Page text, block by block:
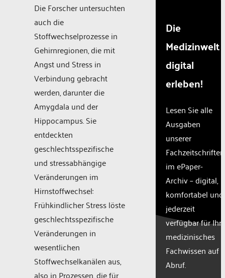
Die Forscher untersuchten
auch die
Stoffwechselprozesse in
Gehirnregionen, die mit
Angst und Stress in
Verbindung gebracht
werden, darunter die
Amygdala und der
Hippocampus. Sie
entdeckten
geschlechtsspezifische
und stressabhängige
Veränderungen im
Hirnstoffwechsel:
Frühkindlicher Stress löste
geschlechtsspezifische
Veränderungen in
wesentlichen
Stoffwechselkanälen aus,
Die
Medizinwelt
digital
erleben!
Lesen Sie alle
Ausgaben
unserer
Fachzeitschriften
im ePaper-
Archiv – digital,
komfortabel und
jederzeit
verfügbar für Ihr
medizinisches
Fachwissen auf
Abruf.